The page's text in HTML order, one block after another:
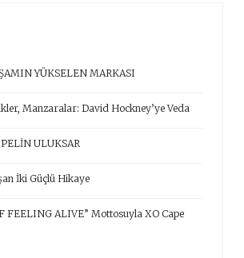
YÜKSELEN MARKASI
Manzaralar: David Hockney’ye Veda
ULUKSAR
İki Güçlü Hikaye
FEELING ALIVE” Mottosuyla XO Cape